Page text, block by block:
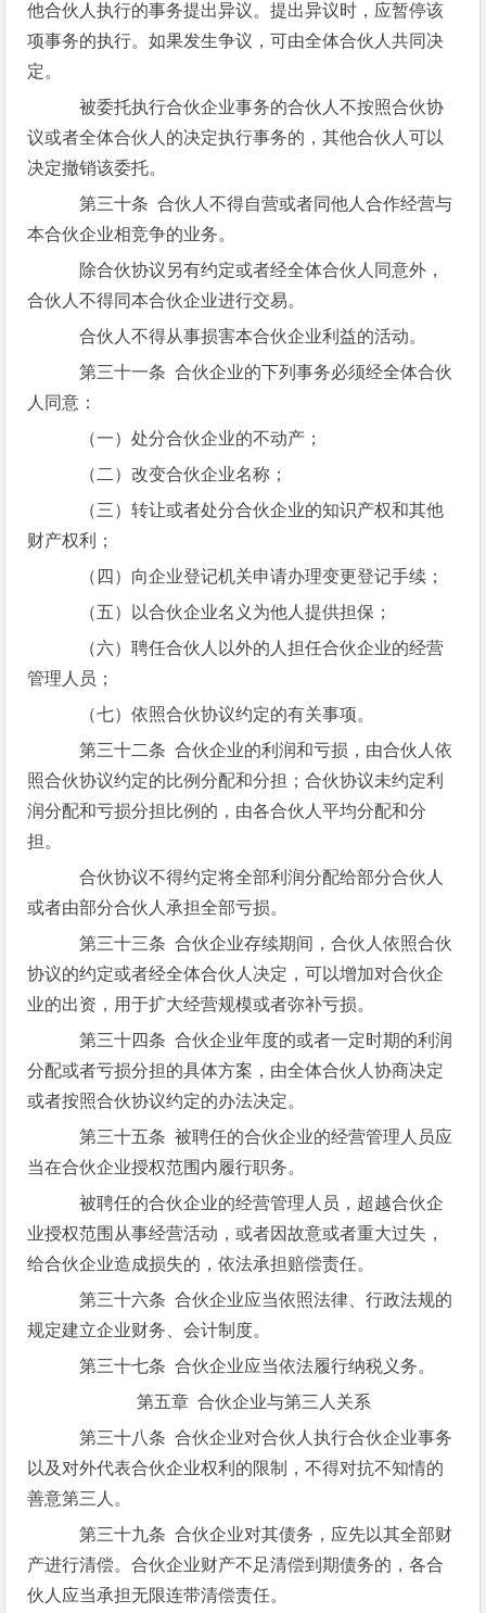
他合伙人执行的事务提出异议。提出异议时，应暂停该
项事务的执行。如果发生争议，可由全体合伙人共同决
定。
被委托执行合伙企业事务的合伙人不按照合伙协
议或者全体合伙人的决定执行事务的，其他合伙人可以
决定撤销该委托。
第三十条 合伙人不得自营或者同他人合作经营与
本合伙企业相竞争的业务。
除合伙协议另有约定或者经全体合伙人同意外，
合伙人不得同本合伙企业进行交易。
合伙人不得从事损害本合伙企业利益的活动。
第三十一条 合伙企业的下列事务必须经全体合伙
人同意：
（一）处分合伙企业的不动产；
（二）改变合伙企业名称；
（三）转让或者处分合伙企业的知识产权和其他
财产权利；
（四）向企业登记机关申请办理变更登记手续；
（五）以合伙企业名义为他人提供担保；
（六）聘任合伙人以外的人担任合伙企业的经营
管理人员；
（七）依照合伙协议约定的有关事项。
第三十二条 合伙企业的利润和亏损，由合伙人依
照合伙协议约定的比例分配和分担；合伙协议未约定利
润分配和亏损分担比例的，由各合伙人平均分配和分
担。
合伙协议不得约定将全部利润分配给部分合伙人
或者由部分合伙人承担全部亏损。
第三十三条 合伙企业存续期间，合伙人依照合伙
协议的约定或者经全体合伙人决定，可以增加对合伙企
业的出资，用于扩大经营规模或者弥补亏损。
第三十四条 合伙企业年度的或者一定时期的利润
分配或者亏损分担的具体方案，由全体合伙人协商决定
或者按照合伙协议约定的办法决定。
第三十五条 被聘任的合伙企业的经营管理人员应
当在合伙企业授权范围内履行职务。
被聘任的合伙企业的经营管理人员，超越合伙企
业授权范围从事经营活动，或者因故意或者重大过失，
给合伙企业造成损失的，依法承担赔偿责任。
第三十六条 合伙企业应当依照法律、行政法规的
规定建立企业财务、会计制度。
第三十七条 合伙企业应当依法履行纳税义务。
第五章 合伙企业与第三人关系
第三十八条 合伙企业对合伙人执行合伙企业事务
以及对外代表合伙企业权利的限制，不得对抗不知情的
善意第三人。
第三十九条 合伙企业对其债务，应先以其全部财
产进行清偿。合伙企业财产不足清偿到期债务的，各合
伙人应当承担无限连带清偿责任。